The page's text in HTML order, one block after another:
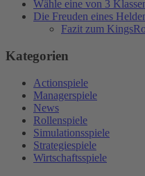
Wähle eine von 3
Die Freuden eines
Fazit zum
Kategorien
Actionspiele
Managerspiele
News
Rollenspiele
Simulationsspiele
Strategiespiele
Wirtschaftsspiele